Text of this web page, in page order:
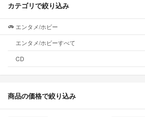
カテゴリで絞り込み
エンタメ/ホビー
エンタメ/ホビーすべて
CD
商品の価格で絞り込み